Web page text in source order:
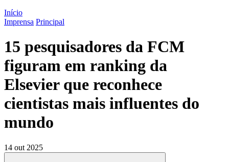
Início
Imprensa Principal
15 pesquisadores da FCM
figuram em ranking da
Elsevier que reconhece
cientistas mais influentes do
mundo
14 out 2025